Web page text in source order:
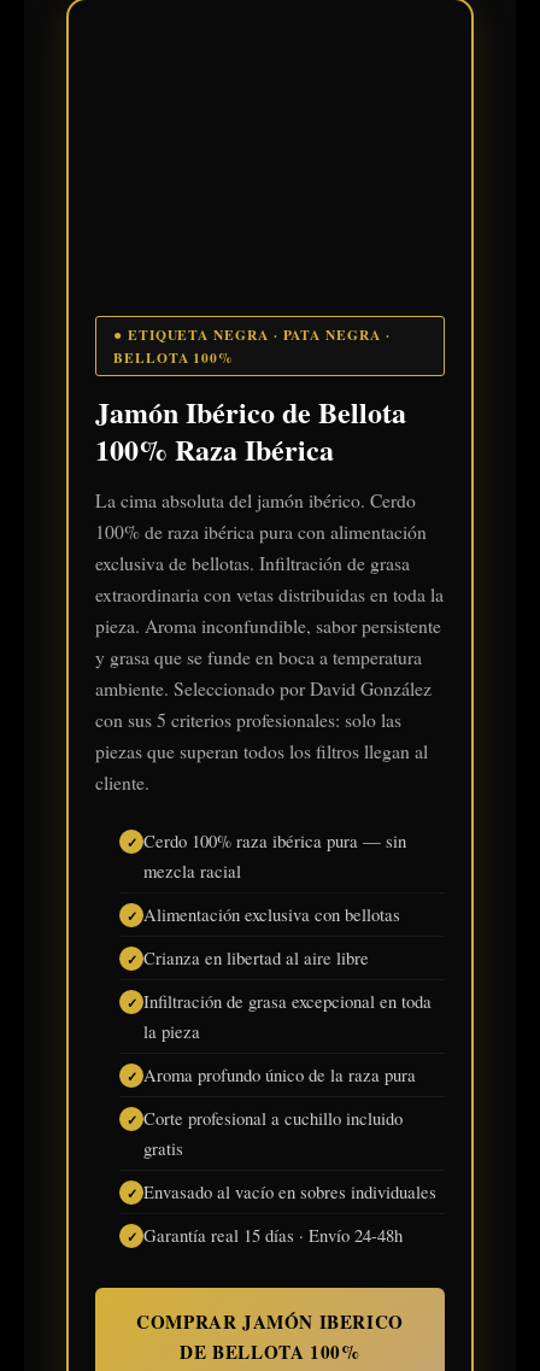
● ETIQUETA NEGRA · PATA NEGRA ·
BELLOTA 100%
Jamón Ibérico de Bellota
100% Raza Ibérica
La cima absoluta del jamón ibérico. Cerdo
100% de raza ibérica pura con alimentación
exclusiva de bellotas. Infiltración de grasa
extraordinaria con vetas distribuidas en toda la
pieza. Aroma inconfundible, sabor persistente
y grasa que se funde en boca a temperatura
ambiente. Seleccionado por David González
con sus 5 criterios profesionales: solo las
piezas que superan todos los filtros llegan al
cliente.
Cerdo 100% raza ibérica pura — sin
mezcla racial
Alimentación exclusiva con bellotas
Crianza en libertad al aire libre
Infiltración de grasa excepcional en toda
la pieza
Aroma profundo único de la raza pura
Corte profesional a cuchillo incluido
gratis
Envasado al vacío en sobres individuales
Garantía real 15 días · Envío 24-48h
COMPRAR JAMÓN IBERICO
DE BELLOTA 100%